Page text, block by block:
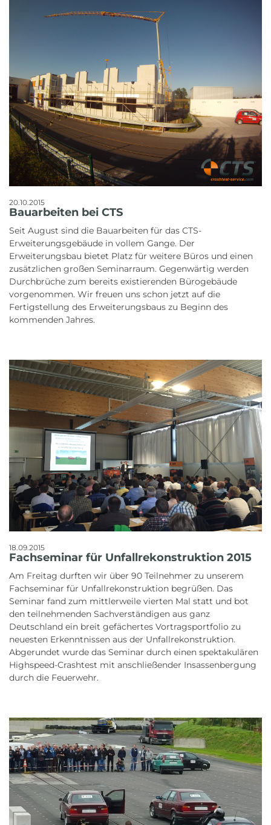
20.10.2015
Bauarbeiten bei CTS
Seit August sind die Bauarbeiten für das CTS-
Erweiterungsgebäude in vollem Gange. Der
Erweiterungsbau bietet Platz für weitere Büros und einen
zusätzlichen großen Seminarraum. Gegenwärtig werden
Durchbrüche zum bereits existierenden Bürogebäude
vorgenommen. Wir freuen uns schon jetzt auf die
Fertigstellung des Erweiterungsbaus zu Beginn des
kommenden Jahres.
18.09.2015
Fachseminar für Unfallrekonstruktion 2015
Am Freitag durften wir über 90 Teilnehmer zu unserem
Fachseminar für Unfallrekonstruktion begrüßen. Das
Seminar fand zum mittlerweile vierten Mal statt und bot
den teilnehmenden Sachverständigen aus ganz
Deutschland ein breit gefächertes Vortragsportfolio zu
neuesten Erkenntnissen aus der Unfallrekonstruktion.
Abgerundet wurde das Seminar durch einen spektakulären
Highspeed-Crashtest mit anschließender Insassenbergung
durch die Feuerwehr.